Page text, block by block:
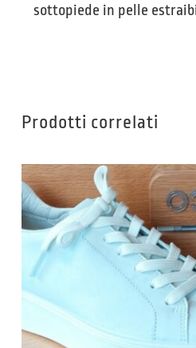
sottopiede in pelle
Prodotti correlati